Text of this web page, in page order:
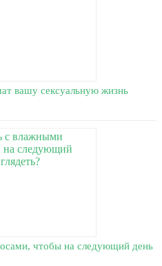
вашу сексуальную жизнь
чтобы на следующий день